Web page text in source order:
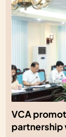
VCA
partnership